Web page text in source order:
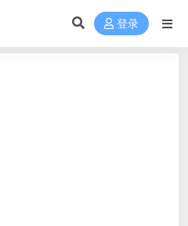
登录